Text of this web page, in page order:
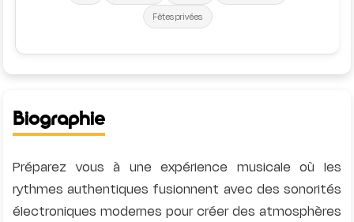
Fêtes privées
Biographie
Préparez vous à une expérience musicale où les
rythmes authentiques fusionnent avec des sonorités
électroniques modernes pour créer des atmosphères